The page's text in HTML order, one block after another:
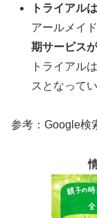
トライアル
アールメイ
期サービス
トライアル
スとなってい
参考：Google検